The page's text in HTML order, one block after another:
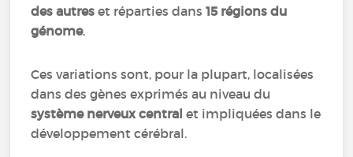
des autres et réparties dans15 régions du
génome.
Ces variations sont, pour la plupart, localisées
dans des gènes exprimés au niveau du
système nerveux central et impliquées dans le
développement cérébral.